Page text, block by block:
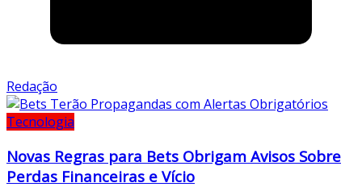
Redação
Tecnologia
Novas Regras para Bets Obrigam Avisos Sobre
Perdas Financeiras e Vício